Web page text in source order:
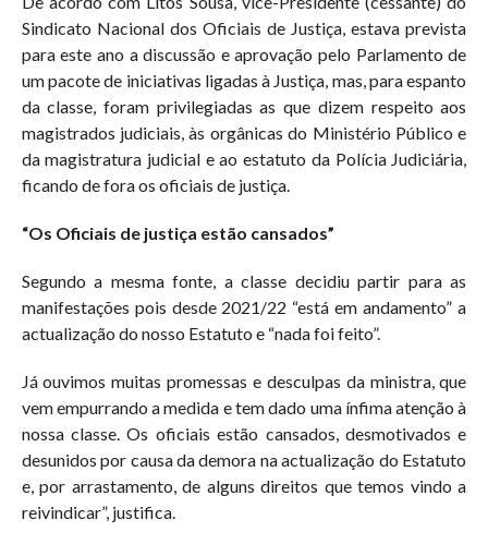
Sindicato Nacional dos Oficiais de Justiça, estava prevista
para este ano a discussão e aprovação pelo Parlamento de
um pacote de iniciativas ligadas à Justiça, mas, para espanto
da classe, foram privilegiadas as que dizem respeito aos
magistrados judiciais, às orgânicas do Ministério Público e
da magistratura judicial e ao estatuto da Polícia Judiciária,
ficando de fora os oficiais de justiça.
“Os Oficiais de justiça estão cansados”
Segundo a mesma fonte, a classe decidiu partir para as
manifestações pois desde 2021/22 “está em andamento” a
actualização do nosso Estatuto e “nada foi feito”.
Já ouvimos muitas promessas e desculpas da ministra, que
vem empurrando a medida e tem dado uma ínfima atenção à
nossa classe. Os oficiais estão cansados, desmotivados e
desunidos por causa da demora na actualização do Estatuto
e, por arrastamento, de alguns direitos que temos vindo a
reivindicar”, justifica.